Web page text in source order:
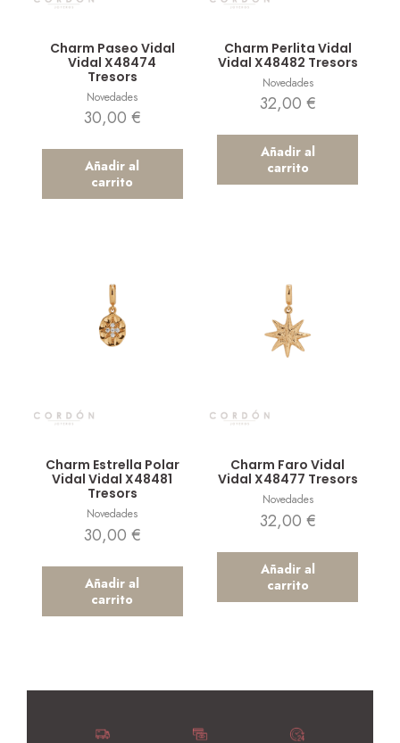
Charm Paseo Vidal
Vidal X48474
Tresors
Novedades
30,00 €
Añadir al
carrito
Charm Perlita Vidal
Vidal X48482 Tresors
Novedades
32,00 €
Añadir al
carrito
Charm Estrella Polar
Vidal Vidal X48481
Tresors
Novedades
30,00 €
Añadir al
carrito
Charm Faro Vidal
Vidal X48477 Tresors
Novedades
32,00 €
Añadir al
carrito